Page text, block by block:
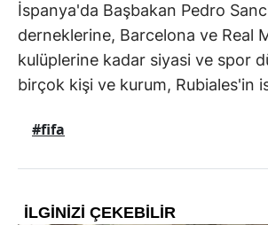
İspanya'da Başbakan Pedro
derneklerine, Barcelona ve Real
kulüplerine kadar siyasi ve spor
birçok kişi ve kurum, Rubiales'in
#fifa